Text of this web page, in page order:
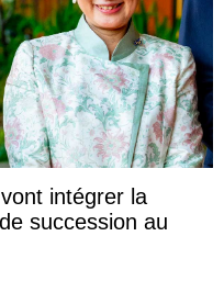
intégrer la
succession au